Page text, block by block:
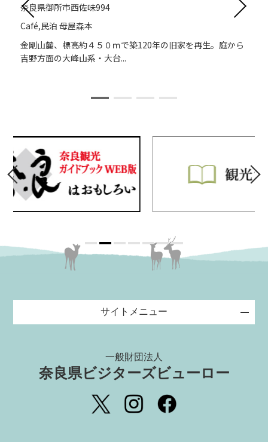
奈良県御所市西佐味994
Café,民泊 母屋森本
金剛山麓、標高約４５０ｍで築120年の旧家を再生。庭から
吉野方面の大峰山系・大台...
サイトメニュー
一般財団法人
奈良県ビジターズビューロー